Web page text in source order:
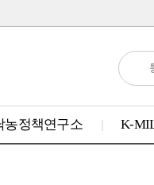
농정책연구소 K-